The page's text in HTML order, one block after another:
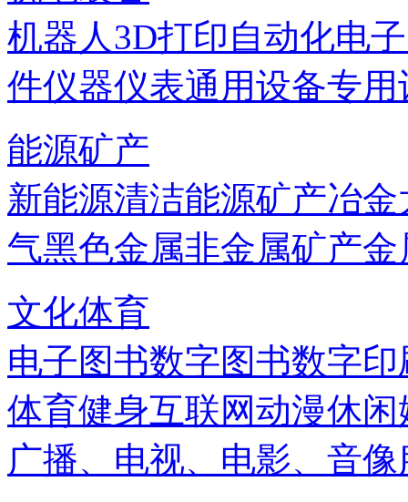
机器人3D打印自动化电
件仪器仪表通用设备专用
能源矿产
新能源清洁能源矿产冶金
气黑色金属非金属矿产金
文化体育
电子图书数字图书数字印
体育健身互联网动漫休闲
广播、电视、电影、音像